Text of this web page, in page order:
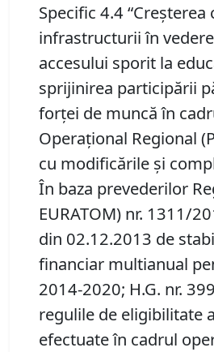
Specific 4.4 “Creșterea
infrastructurii în
accesului sporit la
sprijinirea participării
forţei de muncă în
Operaţional Regional
cu modificările şi
În baza prevederilor
EURATOM) nr. 1311/
din 02.12.2013 de
financiar multianual
2014-2020; H.G. nr.
regulile de eligibilitate
efectuate în cadrul